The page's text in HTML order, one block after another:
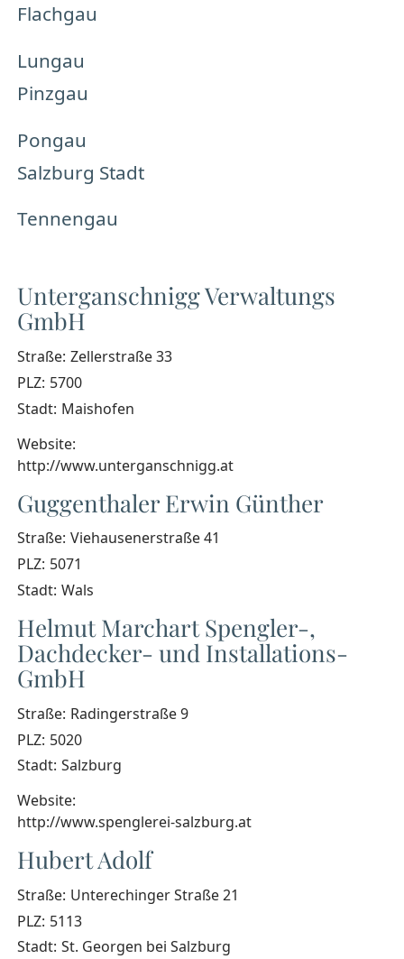
Flachgau
Lungau
Pinzgau
Pongau
Salzburg Stadt
Tennengau
Unterganschnigg Verwaltungs
GmbH
Straße: Zellerstraße 33
PLZ: 5700
Stadt: Maishofen
Website:
http://www.unterganschnigg.at
Guggenthaler Erwin Günther
Straße: Viehausenerstraße 41
PLZ: 5071
Stadt: Wals
Helmut Marchart Spengler-,
Dachdecker- und Installations-
GmbH
Straße: Radingerstraße 9
PLZ: 5020
Stadt: Salzburg
Website:
http://www.spenglerei-salzburg.at
Hubert Adolf
Straße: Unterechinger Straße 21
PLZ: 5113
Stadt: St. Georgen bei Salzburg